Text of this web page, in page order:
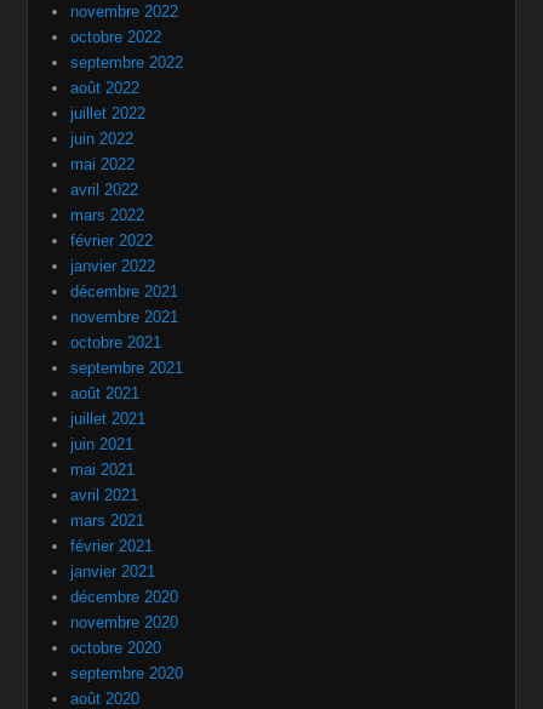
novembre 2022
octobre 2022
septembre 2022
août 2022
juillet 2022
juin 2022
mai 2022
avril 2022
mars 2022
février 2022
janvier 2022
décembre 2021
novembre 2021
octobre 2021
septembre 2021
août 2021
juillet 2021
juin 2021
mai 2021
avril 2021
mars 2021
février 2021
janvier 2021
décembre 2020
novembre 2020
octobre 2020
septembre 2020
août 2020